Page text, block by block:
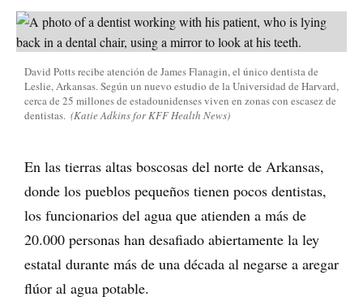
David Potts recibe atención de James Flanagin, el único dentista de
Leslie, Arkansas. Según un nuevo estudio de la Universidad de Harvard,
cerca de 25 millones de estadounidenses viven en zonas con escasez de
dentistas. (Katie Adkins for KFF Health News)
En las tierras altas boscosas del norte de Arkansas,
donde los pueblos pequeños tienen pocos dentistas,
los funcionarios del agua que atienden a más de
20.000 personas han desafiado abiertamente la ley
estatal durante más de una década al negarse a aregar
flúor al agua potable.